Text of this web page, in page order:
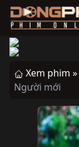
Xem phim »
Người mới